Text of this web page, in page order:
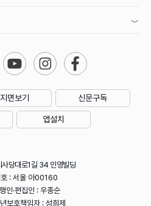
지면보기 신문구독
앱설치
사당대로1길 34 인영빌딩
: 서울 아00160
인·편집인 : 우종순
보호책임자 : 성희제